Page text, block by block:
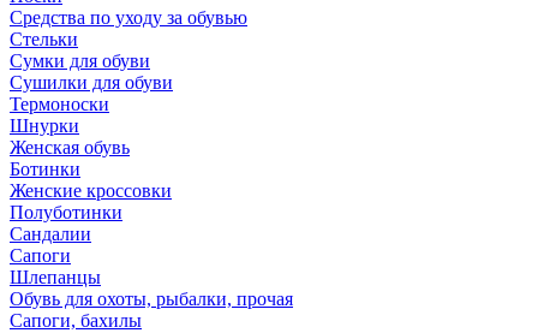
Средства по уходу за обувью
Стельки
Сумки для обуви
Сушилки для обуви
Термоноски
Шнурки
Женская обувь
Ботинки
Женские кроссовки
Полуботинки
Сандалии
Сапоги
Шлепанцы
Обувь для охоты, рыбалки, прочая
Сапоги, бахилы